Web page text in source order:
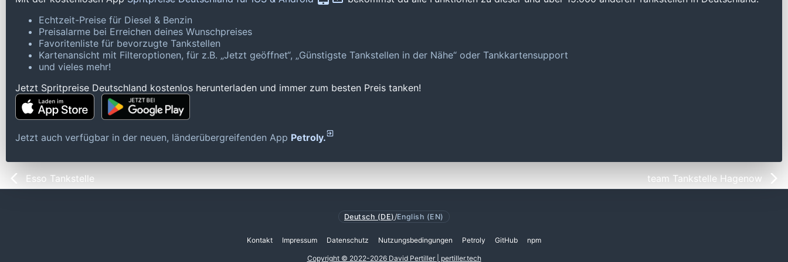
Echtzeit-Preise für Diesel & Benzin
Preisalarme bei Erreichen deines Wunschpreises
Favoritenliste für bevorzugte Tankstellen
Kartenansicht mit Filteroptionen, für z.B. „Jetzt geöffnet“, „Günstigste Tankstellen in der Nähe“ oder Tankkartensupport
und vieles mehr!
Jetzt Spritpreise Deutschland kostenlos herunterladen und immer zum besten Preis tanken!
Jetzt auch verfügbar in der neuen, länderübergreifenden App Petroly.
Esso Tankstelle team Tankstelle Hagenow
Deutsch (DE) /English (EN)
Kontakt Impressum Datenschutz Nutzungsbedingungen Petroly GitHub npm
Copyright © 2022-2026 David Pertiller | pertiller.tech